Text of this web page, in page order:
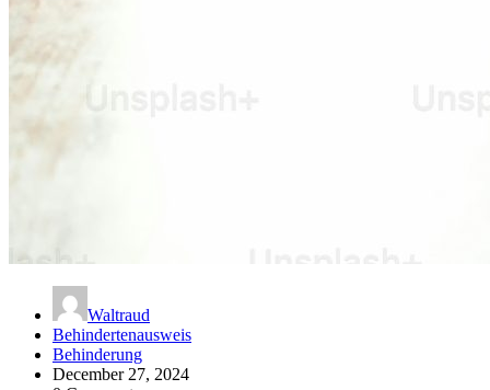
Waltraud
Behindertenausweis
Behinderung
December 27, 2024